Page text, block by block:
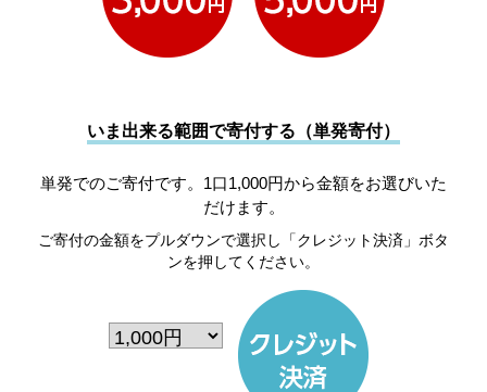
いま出来る範囲で寄付する（単発寄付）
単発でのご寄付です。1口1,000円から金額をお選びいた
だけます。
ご寄付の金額をプルダウンで選択し「クレジット決済」ボタ
ンを押してください。